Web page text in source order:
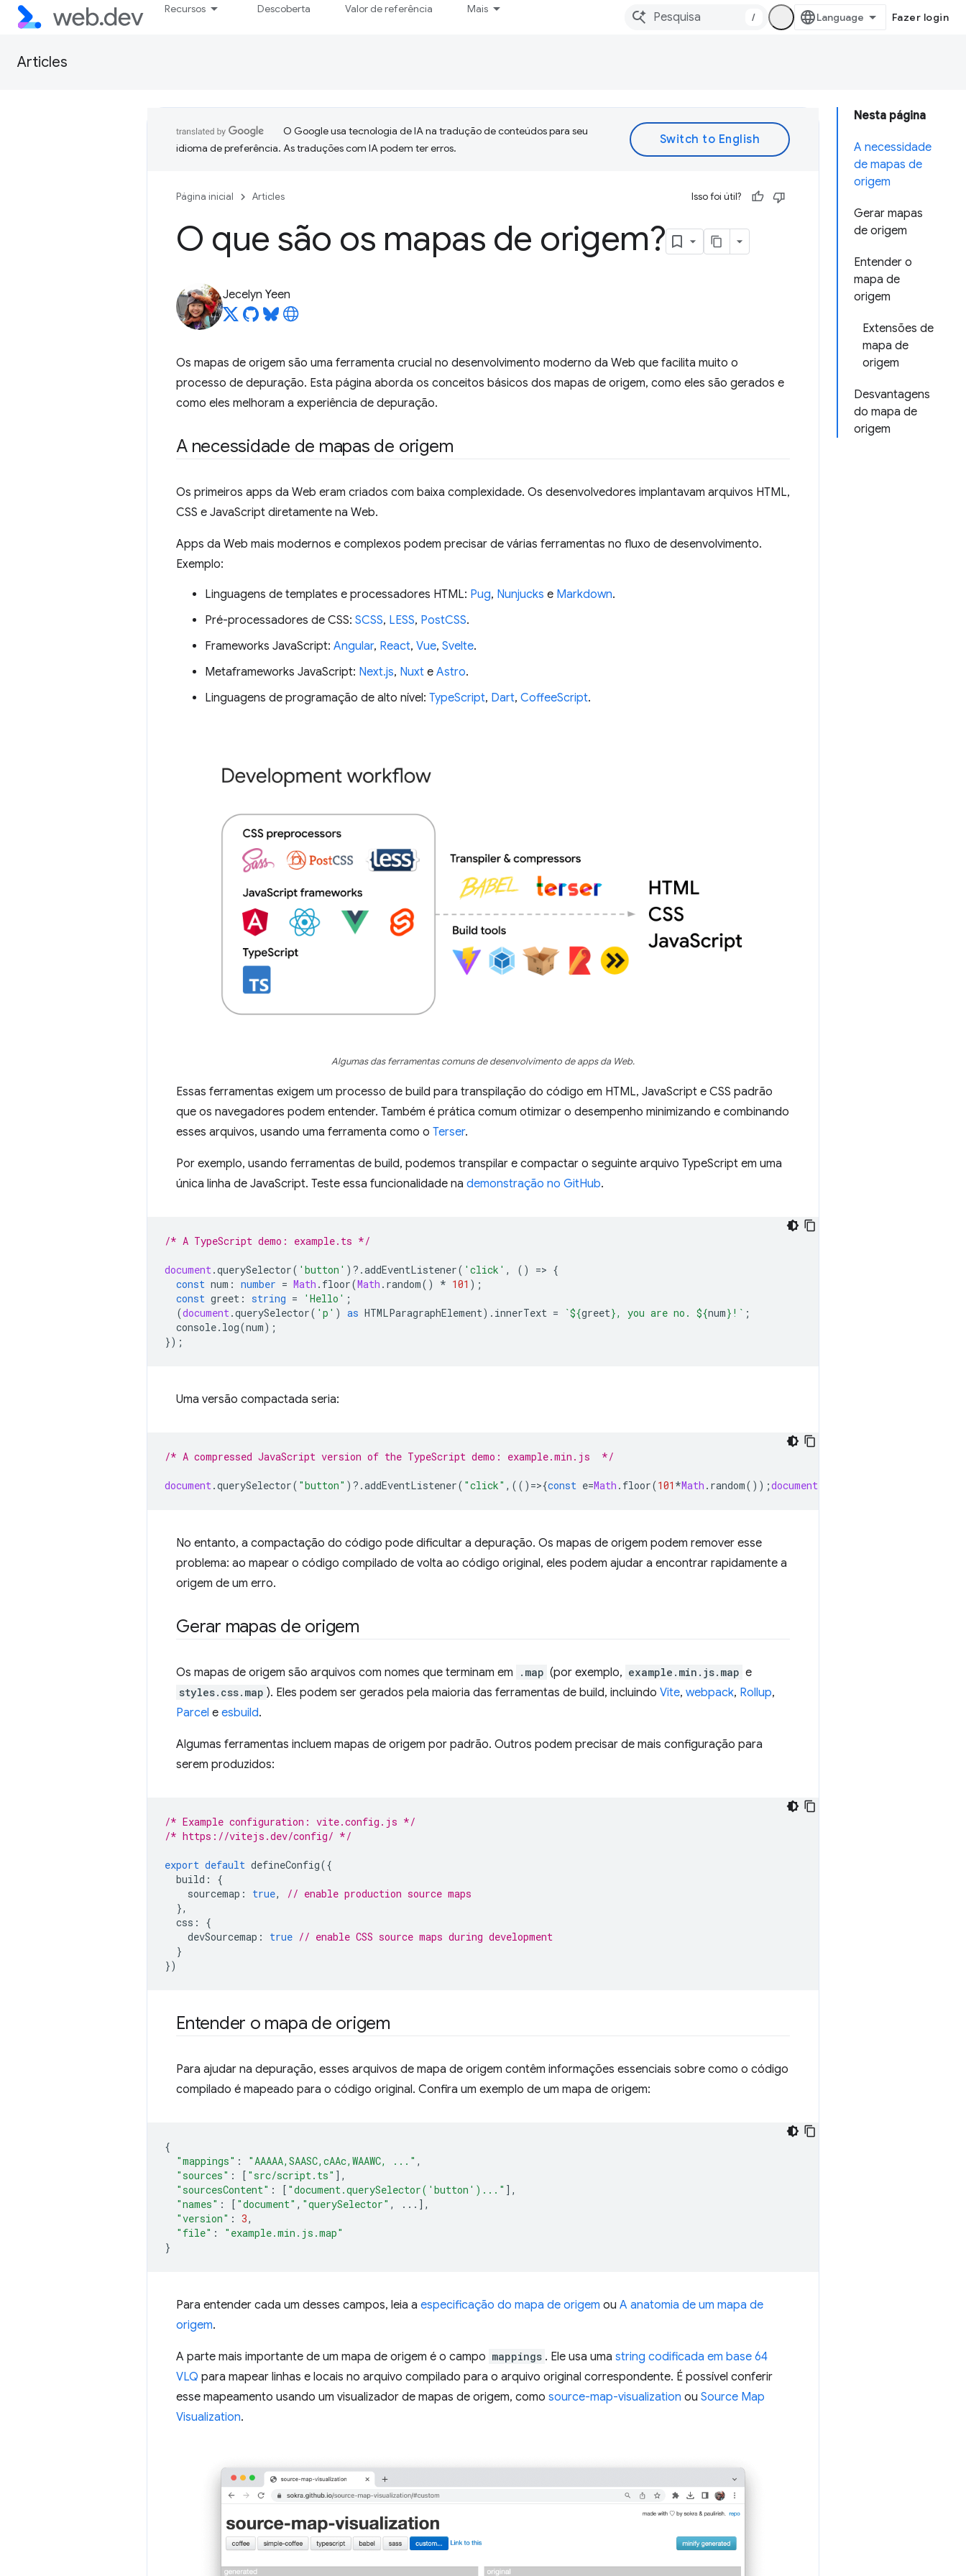
Recursos Descoberta Valor de referência Mais
/ Fazer login
Articles
Nesta página
A necessidade
de mapas de
origem
Gerar mapas
de origem
Entender o
mapa de
origem
Extensões de
mapa de
origem
Desvantagens
do mapa de
origem
O Google usa tecnologia de IA na tradução de conteúdos para seu
idioma de preferência. As traduções com IA podem ter erros.
Página inicial Articles Isso foi útil?
O que são os mapas de origem?
Jecelyn Yeen
Os mapas de origem são uma ferramenta crucial no desenvolvimento moderno da Web que facilita muito o
processo de depuração. Esta página aborda os conceitos básicos dos mapas de origem, como eles são gerados e
como eles melhoram a experiência de depuração.
A necessidade de mapas de origem
Os primeiros apps da Web eram criados com baixa complexidade. Os desenvolvedores implantavam arquivos HTML,
CSS e JavaScript diretamente na Web.
Apps da Web mais modernos e complexos podem precisar de várias ferramentas no fluxo de desenvolvimento.
Exemplo:
Linguagens de templates e processadores HTML: Pug, Nunjucks e Markdown.
Pré-processadores de CSS: SCSS, LESS, PostCSS.
Frameworks JavaScript: Angular, React, Vue, Svelte.
Metaframeworks JavaScript: Next.js, Nuxt e Astro.
Linguagens de programação de alto nível: TypeScript, Dart, CoffeeScript.
Algumas das ferramentas comuns de desenvolvimento de apps da Web.
Essas ferramentas exigem um processo de build para transpilação do código em HTML, JavaScript e CSS padrão
que os navegadores podem entender. Também é prática comum otimizar o desempenho minimizando e combinando
esses arquivos, usando uma ferramenta como o Terser.
Por exemplo, usando ferramentas de build, podemos transpilar e compactar o seguinte arquivo TypeScript em uma
única linha de JavaScript. Teste essa funcionalidade na demonstração no GitHub.
/* A TypeScript demo: example.ts */
document.querySelector( 'button' ) ? .addEventListener( 'click' , () => {
const num : number = Math . floor(Math . random() * 101 );
const greet : string = 'Hello' ;
(document.querySelector( 'p' ) as HTMLParagraphElement). innerText = `${greet}, you are no. ${num} !` ;
console. log(num);
});
Uma versão compactada seria:
/* A compressed JavaScript version of the TypeScript demo: example.min.js  */
document.querySelector( "button" ) ? .addEventListener( "click" ,(() =>{const e=Math . floor(101 *Math . random());document
No entanto, a compactação do código pode dificultar a depuração. Os mapas de origem podem remover esse
problema: ao mapear o código compilado de volta ao código original, eles podem ajudar a encontrar rapidamente a
origem de um erro.
Gerar mapas de origem
Os mapas de origem são arquivos com nomes que terminam em .map (por exemplo, example.min.js.map e
styles.css.map ). Eles podem ser gerados pela maioria das ferramentas de build, incluindo Vite, webpack, Rollup,
Parcel e esbuild.
Algumas ferramentas incluem mapas de origem por padrão. Outros podem precisar de mais configuração para
serem produzidos:
/* Example configuration: vite.config.js */
/* https://vitejs.dev/config/ */
export default defineConfig({
build :
{
sourcemap : true,
// enable production source maps
},
css :
{
devSourcemap : true // enable CSS source maps during development
}
})
Entender o mapa de origem
Para ajudar na depuração, esses arquivos de mapa de origem contêm informações essenciais sobre como o código
compilado é mapeado para o código original. Confira um exemplo de um mapa de origem:
{
"mappings" : "AAAAA,SAASC,cAAc,WAAWC, ..." ,
"sources" : [ "src/script.ts" ],
"sourcesContent" : [ "document.querySelector('button')..." ],
"names" : [ "document" , "querySelector" ,
...],
"version" : 3,
"file" :
"example.min.js.map"
}
Para entender cada um desses campos, leia a especificação do mapa de origem ou A anatomia de um mapa de
origem.
A parte mais importante de um mapa de origem é o campo mappings . Ele usa uma string codificada em base 64
VLQ para mapear linhas e locais no arquivo compilado para o arquivo original correspondente. É possível conferir
esse mapeamento usando um visualizador de mapas de origem, como source-map-visualization ou Source Map
Visualization.